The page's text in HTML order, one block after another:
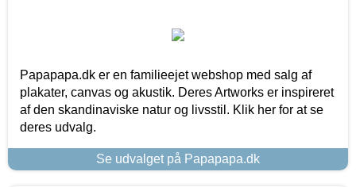
Papapapa.dk er en familieejet webshop med salg af
plakater, canvas og akustik. Deres Artworks er inspireret
af den skandinaviske natur og livsstil. Klik her for at se
deres udvalg.
Se udvalget på Papapapa.dk